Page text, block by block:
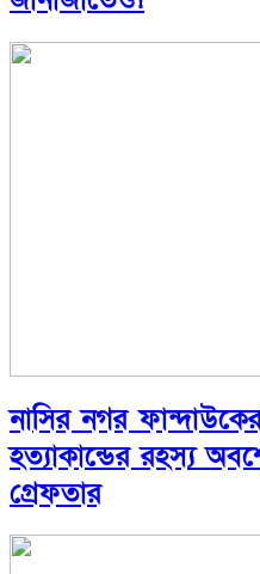
নাসির নগর
হত্যাকান্ডের রহস্য
গ্রেফতার